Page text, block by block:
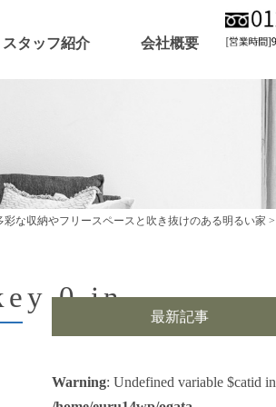
スタッフ紹介 会社概要
0 in
彩な収納やフリースペースと吹き抜けのある明るい家 >
最新記事
Warning: Undefined variable $catid in